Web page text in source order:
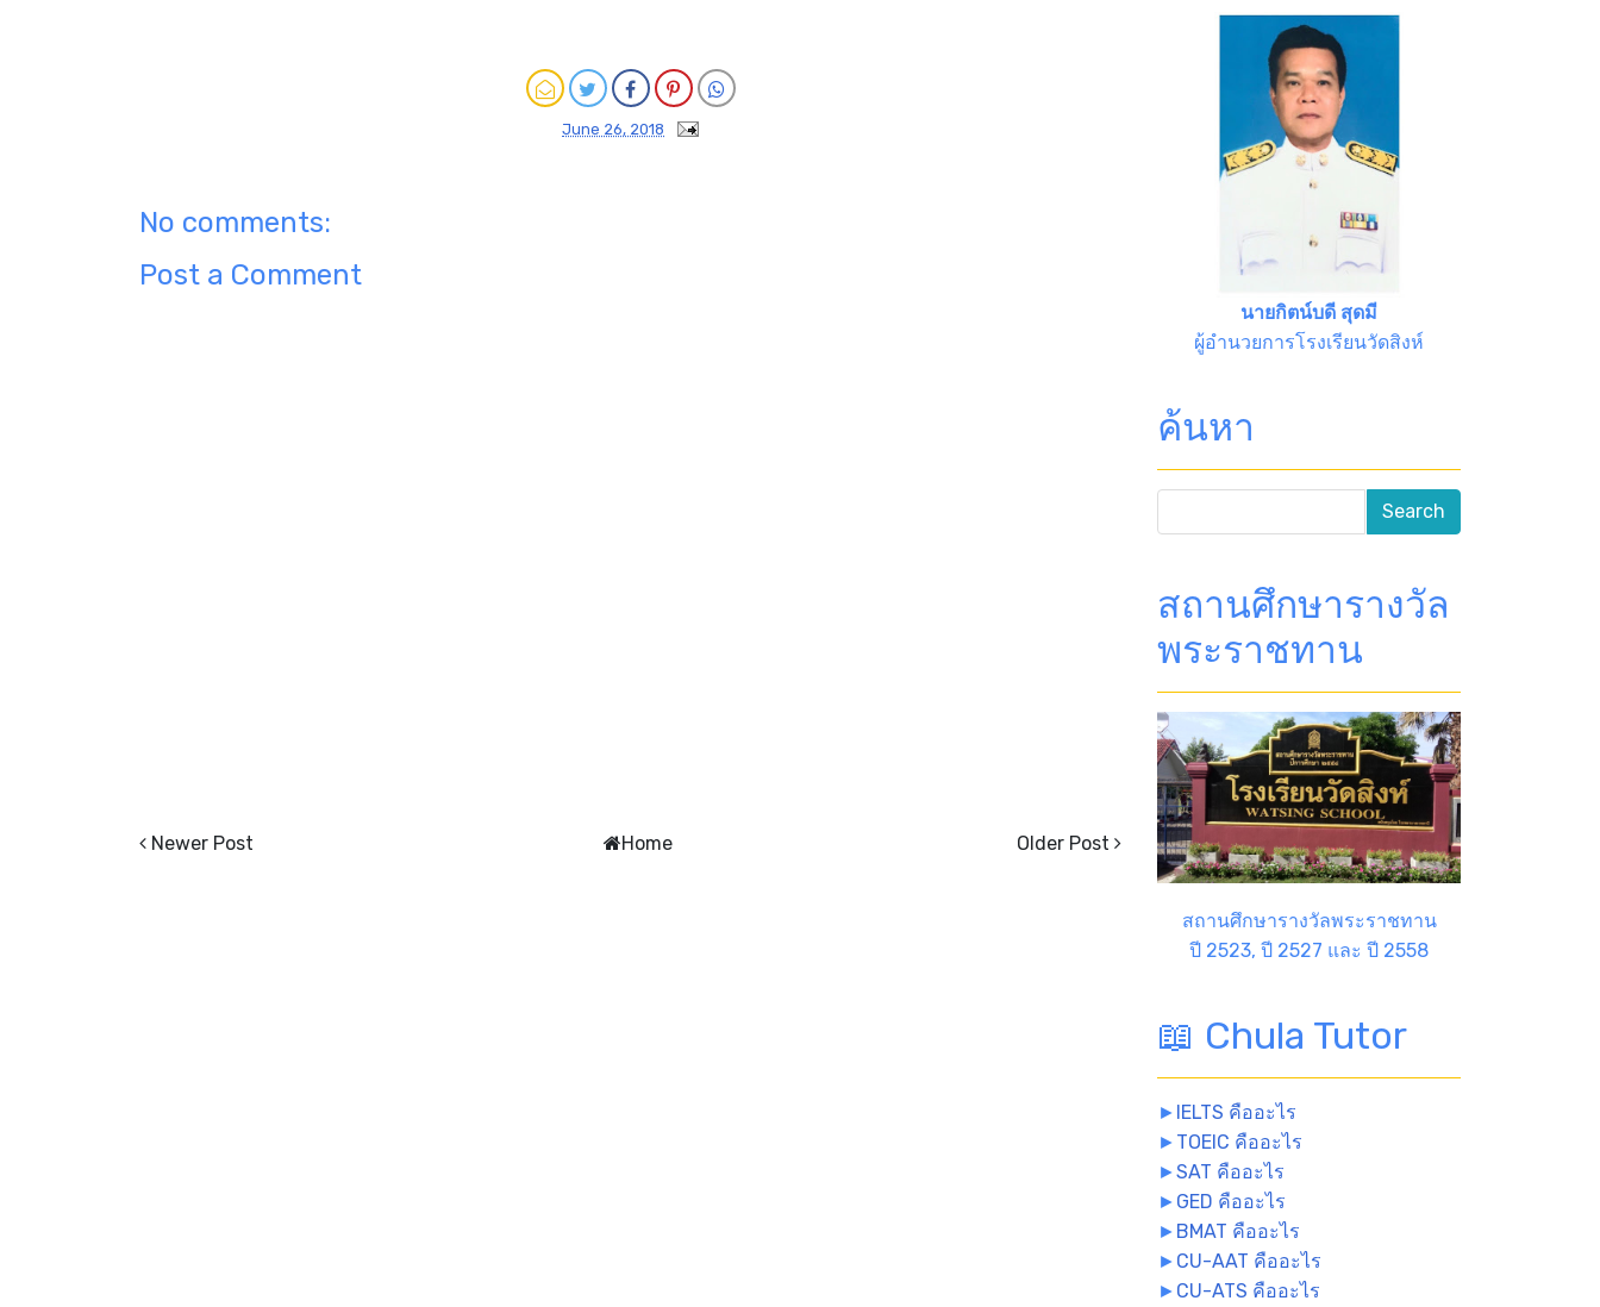
June 26, 2018
No comments:
Post a Comment
Newer Post Older Post
Home
นายกิตน์บดี สุดมี
ผู้อำนวยการโรงเรียนวัดสิงห์
ค้นหา
สถานศึกษารางวัล
พระราชทาน
สถานศึกษารางวัลพระราชทาน
ปี 2523, ปี 2527 และ ปี 2558
📖 Chula Tutor
► IELTS คืออะไร
► TOEIC คืออะไร
►SAT คืออะไร
► GED คืออะไร
► BMAT คืออะไร
► CU-AAT คืออะไร
► CU-ATS คืออะไร